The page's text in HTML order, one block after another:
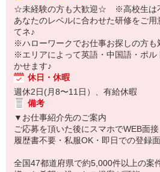
☆未経験の方も大歓迎☆ ※高校生は
あなたのレベルに合わせた研修をご
てネ♪
※ハローワークでお仕事お探しの方も
※エリアによって英語・中国語・ポル
かせます♪
休日・休暇
週休2日(月8〜11日）、有給休暇
備考
▼お仕事紹介先のご案内
ご応募を頂いた後にスマホでWEB面接
履歴書不要・私服OK・即日での登録
全国47都道府県で約5,000件以上の案